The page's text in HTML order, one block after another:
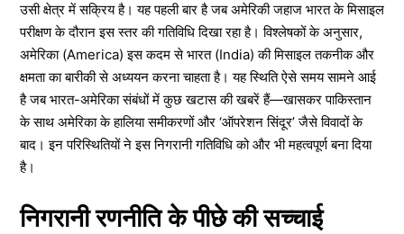
उसी क्षेत्र में सक्रिय है। यह पहली बार है जब अमेरिकी जहाज भारत के मिसाइल
परीक्षण के दौरान इस स्तर की गतिविधि दिखा रहा है। विश्लेषकों के अनुसार,
अमेरिका (America) इस कदम से भारत (India) की मिसाइल तकनीक और
क्षमता का बारीकी से अध्ययन करना चाहता है। यह स्थिति ऐसे समय सामने आई
है जब भारत-अमेरिका संबंधों में कुछ खटास की खबरें हैं—खासकर पाकिस्तान
के साथ अमेरिका के हालिया समीकरणों और ‘ऑपरेशन सिंदूर’ जैसे विवादों के
बाद। इन परिस्थितियों ने इस निगरानी गतिविधि को और भी महत्वपूर्ण बना दिया
है।
निगरानी रणनीति के पीछे की सच्चाई